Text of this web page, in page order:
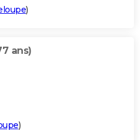
)
ans)
)